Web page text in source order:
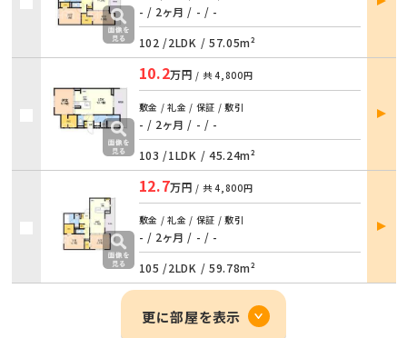
- / 2ヶ月 / - / -
102 /2LDK / 57.05m²
詳細
10.2万円 / 共4,800円
敷金 / 礼金 / 保証 / 敷引
- / 2ヶ月 / - / -
103 /1LDK / 45.24m²
部屋
詳細
12.7万円 / 共4,800円
敷金 / 礼金 / 保証 / 敷引
- / 2ヶ月 / - / -
105 /2LDK / 59.78m²
部屋
詳細
更に部屋を表示